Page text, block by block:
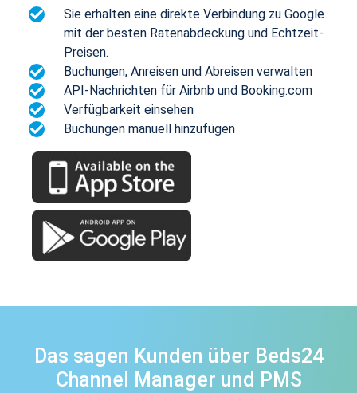
Sie erhalten eine direkte Verbindung zu Google
mit der besten Ratenabdeckung und Echtzeit-
Preisen.
Buchungen, Anreisen und Abreisen verwalten
API-Nachrichten für Airbnb und Booking.com
Verfügbarkeit einsehen
Buchungen manuell hinzufügen
Das sagen Kunden über Beds24
Channel Manager und PMS